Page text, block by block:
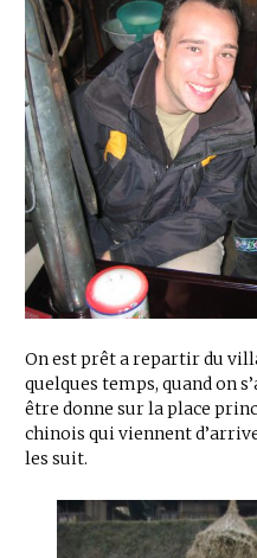
On est prêt a repartir du
quelques temps, quand on
être donne sur la place
chinois qui viennent
les suit.